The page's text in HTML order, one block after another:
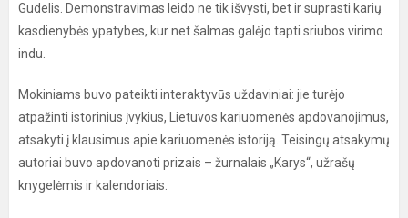
Gudelis. Demonstravimas leido ne tik išvysti, bet ir suprasti karių
kasdienybės ypatybes, kur net šalmas galėjo tapti sriubos virimo
indu.
Mokiniams buvo pateikti interaktyvūs uždaviniai: jie turėjo
atpažinti istorinius įvykius, Lietuvos kariuomenės apdovanojimus,
atsakyti į klausimus apie kariuomenės istoriją. Teisingų atsakymų
autoriai buvo apdovanoti prizais – žurnalais „Karys“, užrašų
knygelėmis ir kalendoriais.